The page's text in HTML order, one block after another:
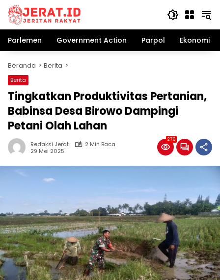
Langsung
konten
Parlemen
Government Action Parpol Ekonomi
Beranda Berita
Berita
Tingkatkan Produktivitas Pertanian,
Babinsa Desa Birowo Dampingi
Petani Olah Lahan
Redaksi Jerat
2 Min Baca
29 Mei 2025
276